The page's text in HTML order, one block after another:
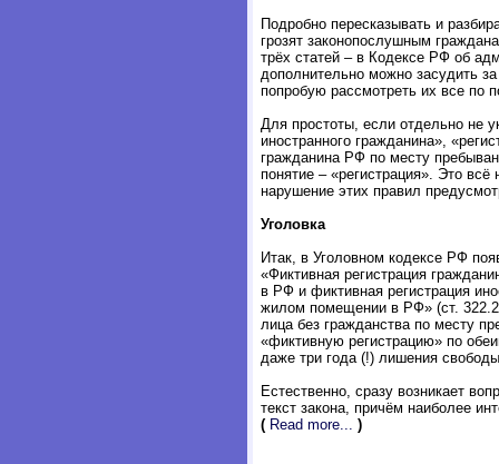
Подробно пересказывать и
грозят законопослушным
трёх статей – в Кодексе РФ об
дополнительно можно засудить
попробую рассмотреть их все по
Для простоты, если отдельно не
иностранного гражданина»,
гражданина РФ по месту
понятие – «регистрация». Это
нарушение этих правил
Уголовка
Итак, в Уголовном кодексе РФ
«Фиктивная регистрация
в РФ и фиктивная регистрация
жилом помещении в РФ» (ст. 322.2
лица без гражданства по месту
«фиктивную регистрацию» по
даже три года (!) лишения
Естественно, сразу возникает
текст закона, причём наиболее
( Read more... )